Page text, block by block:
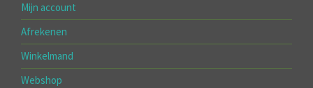
Mijn account
Afrekenen
Winkelmand
Webshop